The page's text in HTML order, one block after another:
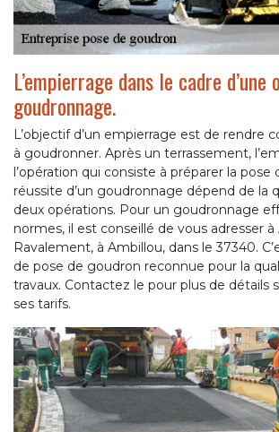
L’empierrage dans le cadre
goudronnage.
L’objectif d’un empierrage est de rendre
à goudronner. Après un terrassement,
l’opération qui consiste à préparer la pose
réussite d’un goudronnage dépend de la
deux opérations. Pour un goudronnage
normes, il est conseillé de vous adresser
Ravalement, à Ambillou, dans le 37340.
de pose de goudron reconnue pour la
travaux. Contactez le pour plus de détails
ses tarifs.